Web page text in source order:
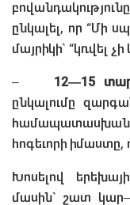
ընկալել, որ “Մի
մայրիկի` “կռվել
– 12—15
ընկալումը
հոգեւորի իմաստը,
Խոսելով
մասին` շատ